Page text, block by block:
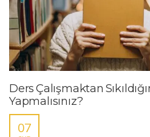
Ders Çalışmaktan
Yapmalısınız?
07